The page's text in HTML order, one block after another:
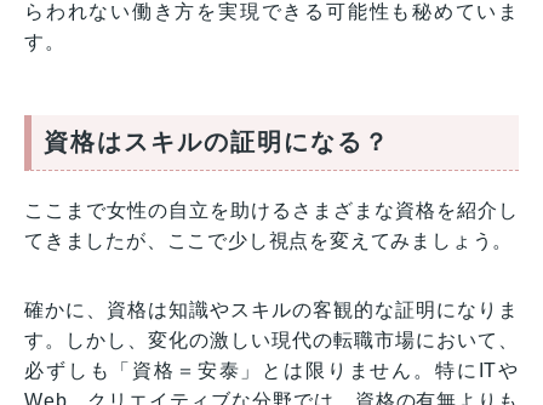
らわれない働き方を実現できる可能性も秘めていま
す。
資格はスキルの証明になる？
ここまで女性の自立を助けるさまざまな資格を紹介し
てきましたが、ここで少し視点を変えてみましょう。
確かに、資格は知識やスキルの客観的な証明になりま
す。しかし、変化の激しい現代の転職市場において、
必ずしも「資格＝安泰」とは限りません。特にITや
Web、クリエイティブな分野では、資格の有無よりも